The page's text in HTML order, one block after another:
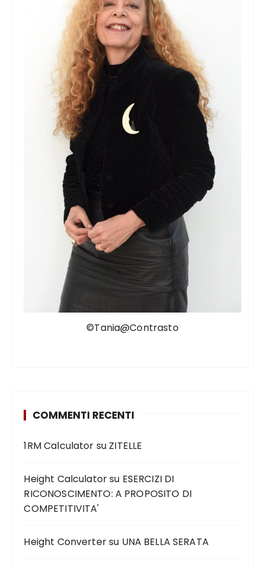
©Tania@Contrasto
COMMENTI RECENTI
1RM Calculator su ZITELLE
Height Calculatorsu ESERCIZI DI
RICONOSCIMENTO: A PROPOSITO DI
COMPETITIVITA'
Height Convertersu UNA BELLA SERATA